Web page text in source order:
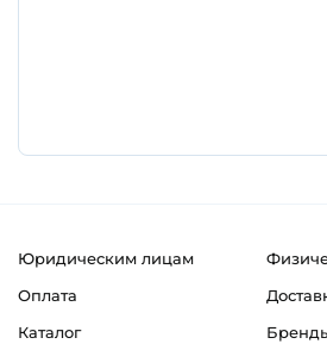
Юридическим лицам
Оплата
Каталог